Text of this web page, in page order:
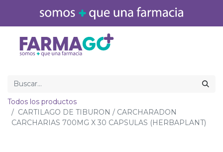
Todos los productos
CARTILAGO DE TIBURON / CARCHARADON
CARCHARIAS 700MG X 30 CAPSULAS (HERBAPLANT)